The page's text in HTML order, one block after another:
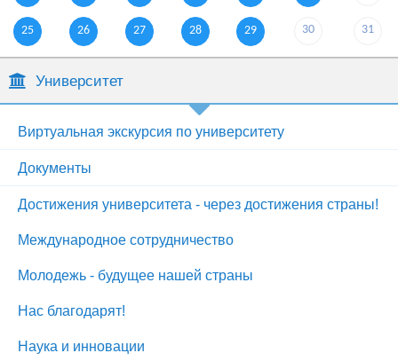
25 26 27 28 29 30 31
Университет
Виртуальная экскурсия по университету
Документы
Достижения университета - через достижения страны!
Международное сотрудничество
Молодежь - будущее нашей страны
Нас благодарят!
Наука и инновации